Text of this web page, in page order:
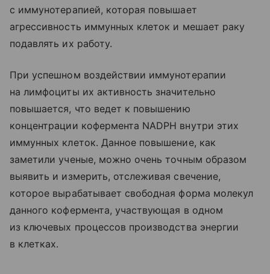
с иммунотерапией, которая повышает
агрессивность иммунных клеток и мешает раку
подавлять их работу.
При успешном воздействии иммунотерапии
на лимфоциты их активность значительно
повышается, что ведет к повышению
концентрации кофермента NADPH внутри этих
иммунных клеток. Данное повышение, как
заметили ученые, можно очень точным образом
выявить и измерить, отслеживая свечение,
которое вырабатывает свободная форма молекул
данного кофермента, участвующая в одном
из ключевых процессов производства энергии
в клетках.